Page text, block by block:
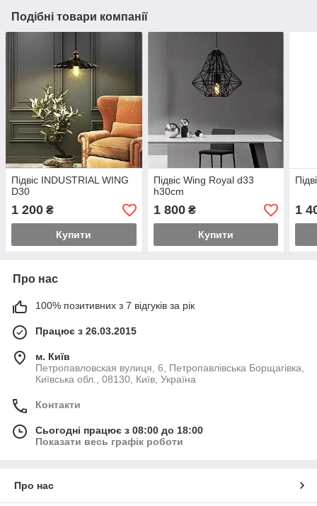
Подібні товари компанії
Підвіс INDUSTRIAL WING
D30
1 200 ₴
Купити
Підвіс Wing Royal d33
h30cm
1 800₴
Купити
1
Про нас
100% позитивних з 7 відгуків за рік
Працює з 26.03.2015
м. Київ
Петропавловская вулиця, 6, Петропавлівська Борщагівка,
Київська обл., 08130, Київ, Україна
Контакти
Сьогодні працює з 08:00 до 18:00
Показати весь графік роботи
Про нас